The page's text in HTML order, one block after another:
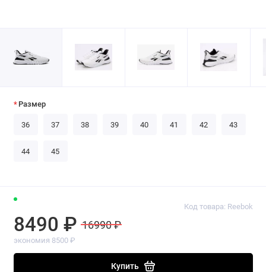
Код товара: Reebok
8490 ₽ 16990 ₽
экономия 8500 ₽
Купить
Размер
36 37 38 39 40 41 42 43
44 45